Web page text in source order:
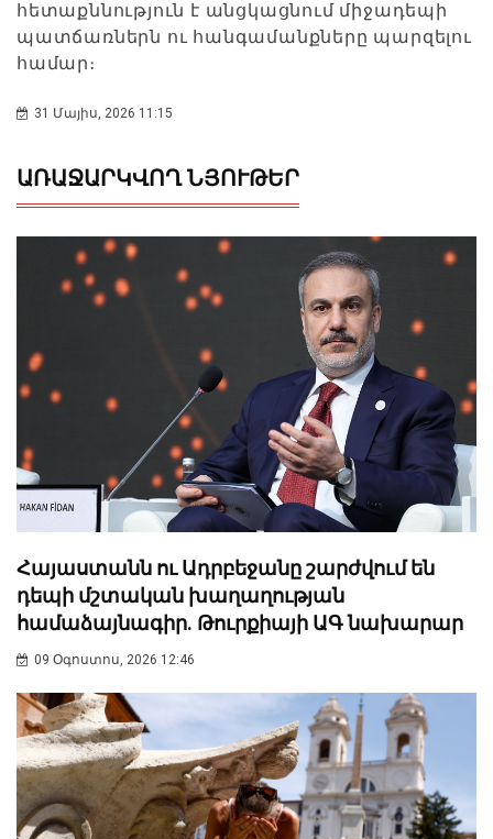
հետաքննություն է անցկացնում միջադեպի
պատճառներն ու հանգամանքները պարզելու
համար։
31 Մայիս, 2026 11:15
ԱՌԱՋԱՐԿՎՈՂ ՆՅՈՒԹԵՐ
Հայաստանն ու Ադրբեջանը շարժվում են
դեպի մշտական խաղաղության
համաձայնագիր. Թուրքիայի ԱԳ նախարար
09 Օգոստոս, 2026 12:46